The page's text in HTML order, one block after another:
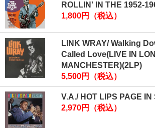
ROLLIN' IN THE 1952-
1,800円（税込）
LINK WRAY/ Walking
Called Love(LIVE IN
MANCHESTER)(2LP)
5,500円（税込）
V.A./ HOT LIPS PAGE
2,970円（税込）